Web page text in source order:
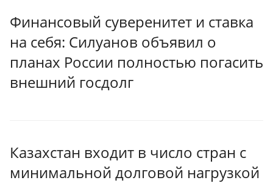
Финансовый суверенитет и ставка
на себя: Силуанов объявил о
планах России полностью погасить
внешний госдолг
Казахстан входит в число стран с
минимальной долговой нагрузкой